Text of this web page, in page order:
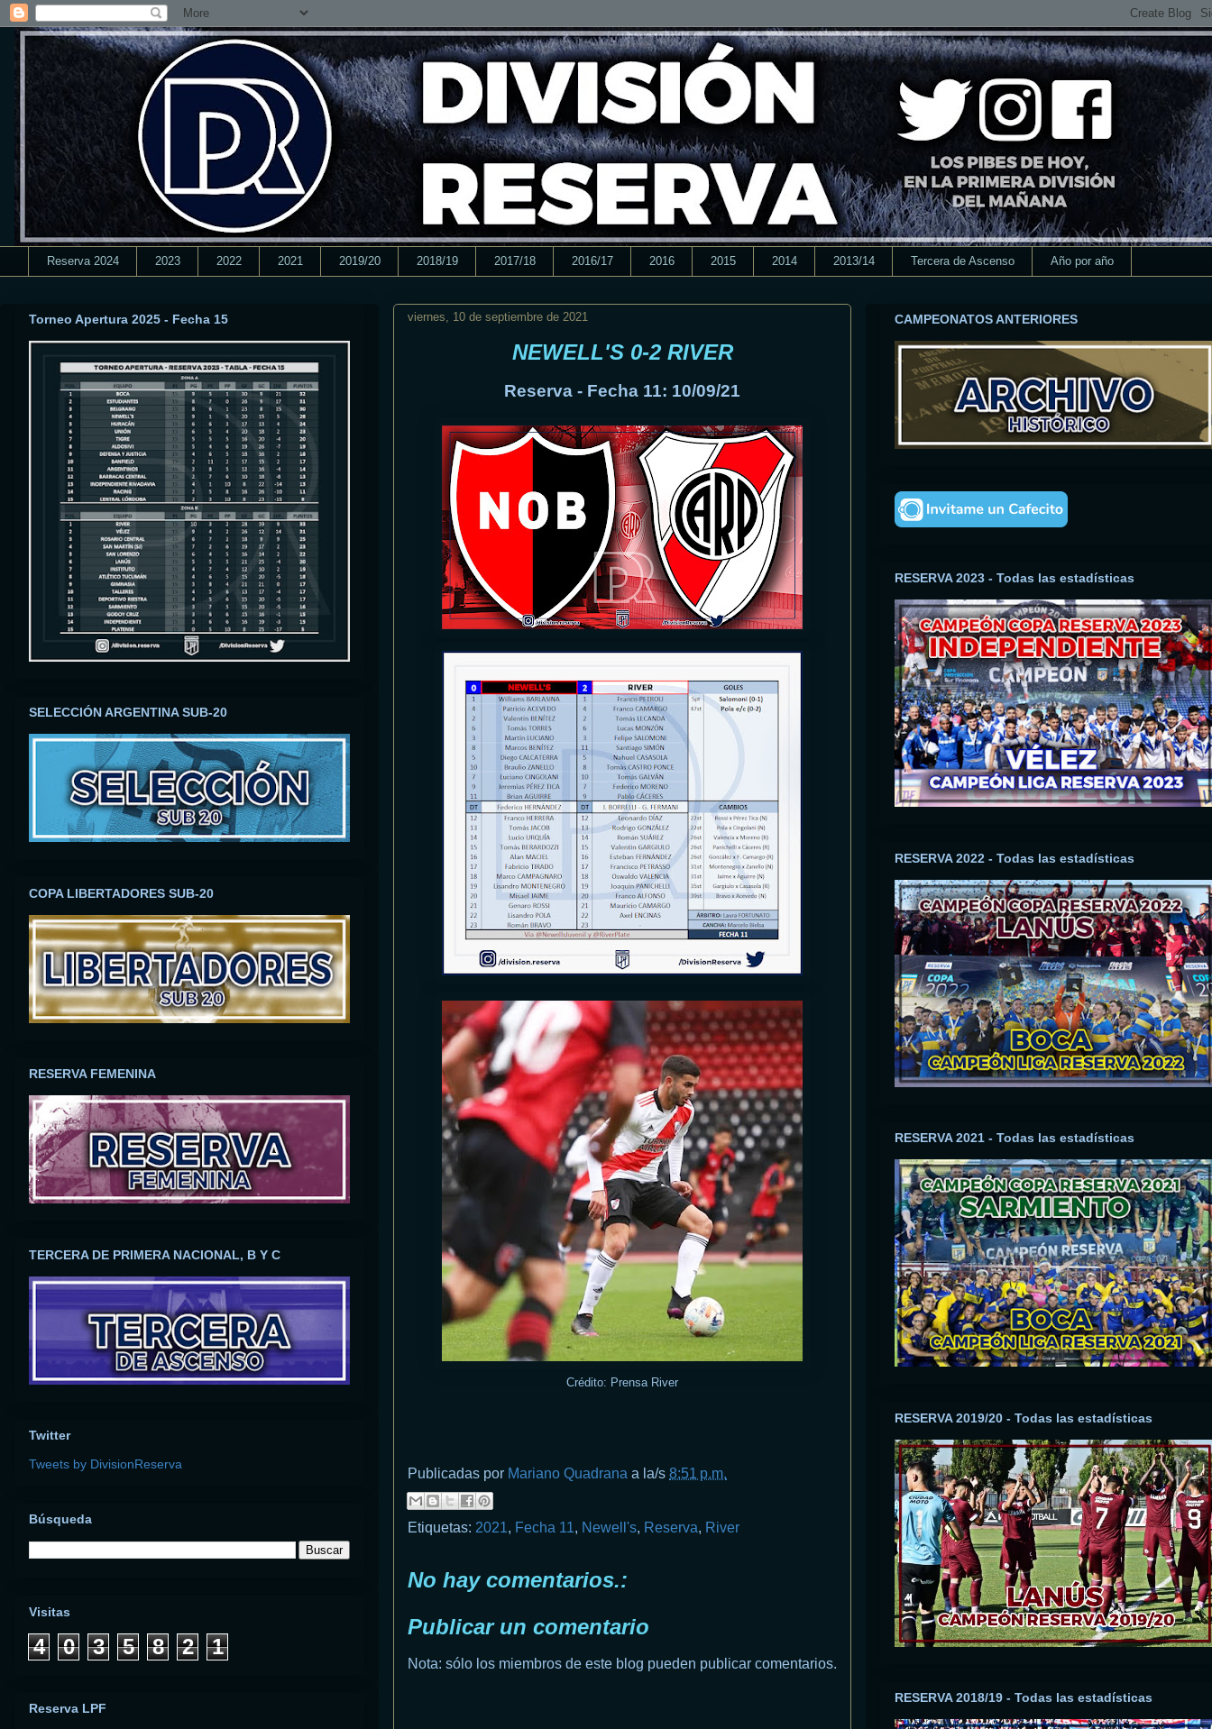
Reserva 2024 2023 2022 2021 2019/20 2018/19 2017/18 2016/17 2016 2015 2014 2013/14 Tercera de Ascenso Año por año
viernes, 10 de septiembre de 2021
NEWELL'S 0-2 RIVER
Reserva - Fecha 11: 10/09/21
Crédito: Prensa River
Publicadas por Mariano Quadrana a la/s 8:51 p.m.
Etiquetas: 2021, Fecha 11, Newell's, Reserva, River
No hay comentarios.:
Publicar un comentario
Nota: sólo los miembros de este blog pueden publicar comentarios.
Torneo Apertura 2025 - Fecha 15
SELECCIÓN ARGENTINA SUB-20
COPA LIBERTADORES SUB-20
RESERVA FEMENINA
TERCERA DE PRIMERA NACIONAL, B Y C
Twitter
Tweets by DivisionReserva
Búsqueda
Visitas
4 0 3 5 8 2 1
Reserva LPF
CAMPEONATOS ANTERIORES
RESERVA 2023 - Todas las estadísticas
RESERVA 2022 - Todas las estadísticas
RESERVA 2021 - Todas las estadísticas
RESERVA 2019/20 - Todas las estadísticas
RESERVA 2018/19 - Todas las estadísticas